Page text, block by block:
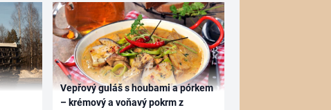
Vepřový guláš s houbami a pórkem
– krémový a voňavý pokrm z